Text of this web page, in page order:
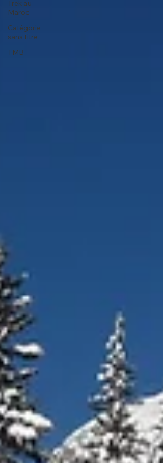
Trek au
Maroc
Catégorie
sans titre
TMB